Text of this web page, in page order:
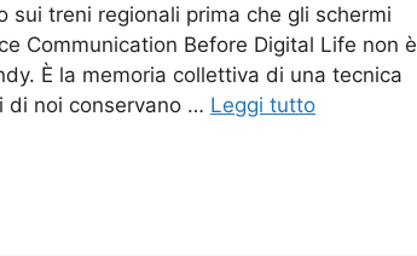
sui treni regionali prima che gli schermi
Communication Before Digital Life non è
È la memoria collettiva di una tecnica
di noi conservano … Leggi tutto